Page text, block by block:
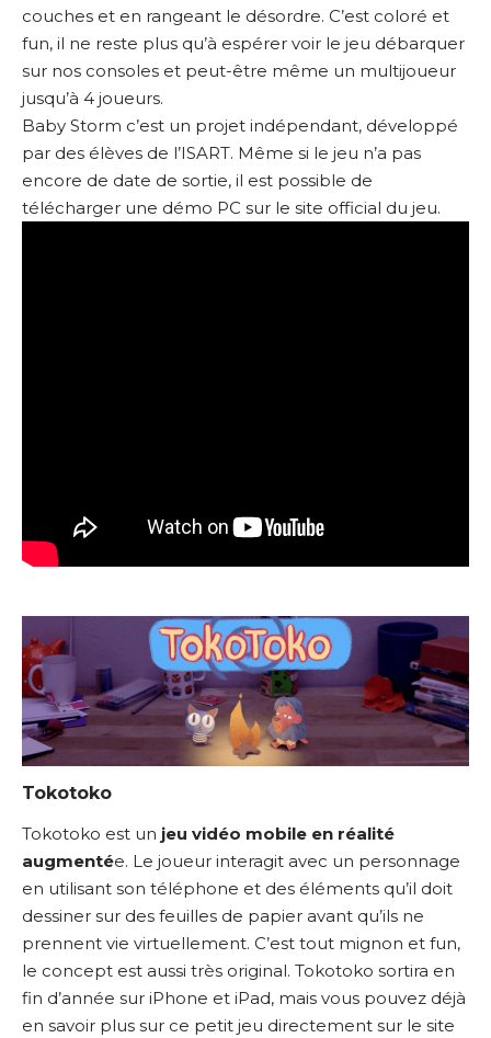
couches et en rangeant le désordre. C’est coloré et
fun, il ne reste plus qu’à espérer voir le jeu débarquer
sur nos consoles et peut-être même un multijoueur
jusqu’à 4 joueurs.
Baby Storm c’est un projet indépendant, développé
par des élèves de l’ISART. Même si le jeu n’a pas
encore de date de sortie, il est possible de
télécharger une démo PC sur le site official du jeu.
Tokotoko
Tokotoko est un jeu vidéo mobile en réalité
augmentée. Le joueur interagit avec un personnage
en utilisant son téléphone et des éléments qu’il doit
dessiner sur des feuilles de papier avant qu’ils ne
prennent vie virtuellement. C’est tout mignon et fun,
le concept est aussi très original. Tokotoko sortira en
fin d’année sur iPhone et iPad, mais vous pouvez déjà
en savoir plus sur ce petit jeu directement sur le site